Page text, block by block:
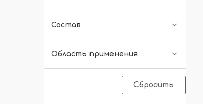
Состав
Область применения
Сбросить